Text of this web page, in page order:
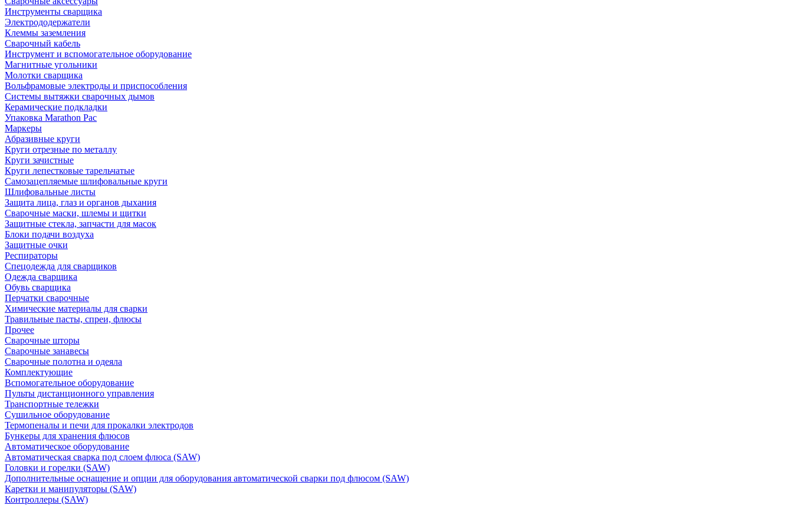
Инструменты сварщика
Электрододержатели
Клеммы заземления
Сварочный кабель
Инструмент и вспомогательное оборудование
Магнитные угольники
Молотки сварщика
Вольфрамовые электроды и приспособления
Системы вытяжки сварочных дымов
Керамические подкладки
Упаковка Marathon Pac
Маркеры
Абразивные круги
Круги отрезные по металлу
Круги зачистные
Круги лепестковые тарельчатые
Самозацепляемые шлифовальные круги
Шлифовальные листы
Защита лица, глаз и органов дыхания
Сварочные маски, шлемы и щитки
Защитные стекла, запчасти для масок
Блоки подачи воздуха
Защитные очки
Респираторы
Спецодежда для сварщиков
Одежда сварщика
Обувь сварщика
Перчатки сварочные
Химические материалы для сварки
Травильные пасты, спреи, флюсы
Прочее
Сварочные шторы
Сварочные занавесы
Сварочные полотна и одеяла
Комплектующие
Вспомогательное оборудование
Пульты дистанционного управления
Транспортные тележки
Сушильное оборудование
Термопеналы и печи для прокалки электродов
Бункеры для хранения флюсов
Автоматическое оборудование
Автоматическая сварка под слоем флюса (SAW)
Головки и горелки (SAW)
Дополнительные оснащение и опции для оборудования автоматической сварки под флюсом (SAW)
Каретки и манипуляторы (SAW)
Контроллеры (SAW)